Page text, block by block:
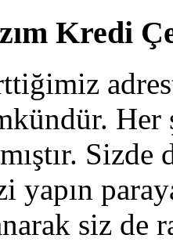
Kredi
Her
siz de